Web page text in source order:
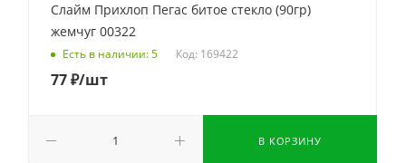
Слайм Прихлоп Пегас битое стекло (90гр)
жемчуг 00322
Есть в наличии: 5 Код: 169422
77₽/шт
В КОРЗИНУ